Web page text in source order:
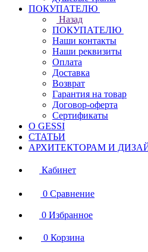
ПОКУПАТЕЛЮ
Назад
ПОКУПАТЕЛЮ
Наши контакты
Наши реквизиты
Оплата
Доставка
Возврат
Гарантия на товар
Договор-оферта
Сертификаты
О GESSI
СТАТЬИ
АРХИТЕКТОРАМ И
Кабинет
0 Сравнение
0 Избранное
0 Корзина